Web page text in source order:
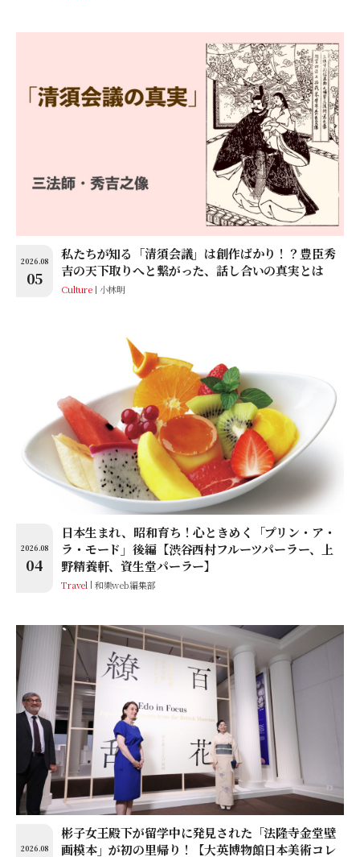
2026.08
05
私たちが知る「清須会議」は創作ばかり！？豊臣秀
吉の天下取りへと繋がった、話し合いの真実とは
Culture 小林明
2026.08
04
日本生まれ、昭和育ち！心ときめく「プリン・ア・
ラ・モード」後編【渋谷西村フルーツパーラー、上
野精養軒、資生堂パーラー】
Travel 和樂web編集部
2026.08
彬子女王殿下が留学中に発見された「法隆寺金堂壁
画模本」が初の里帰り！【大英博物館日本美術コレ